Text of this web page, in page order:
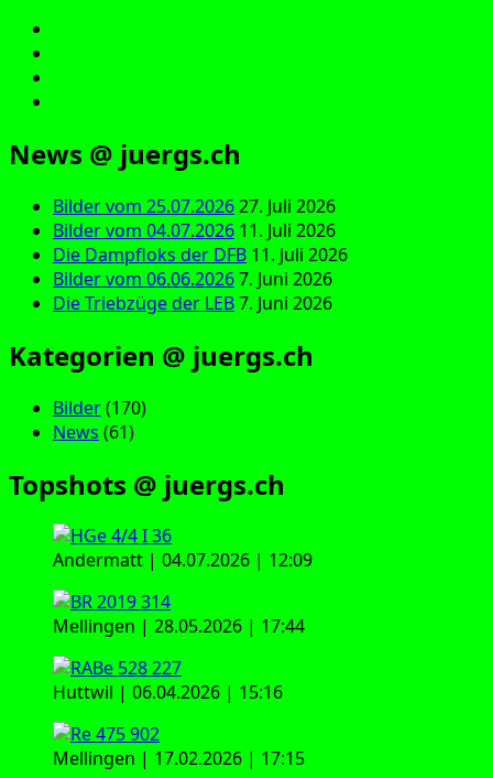
News @ juergs.ch
Bilder vom 25.07.202627. Juli 2026
Bilder vom 04.07.2026 11. Juli 2026
Die Dampfloks der DFB 11. Juli 2026
Bilder vom 06.06.20267. Juni 2026
Die Triebzüge der LEB7. Juni 2026
Kategorien @ juergs.ch
Bilder(170)
News (61)
Topshots @ juergs.ch
Andermatt | 04.07.2026 | 12:09
Mellingen | 28.05.2026 | 17:44
Huttwil | 06.04.2026 | 15:16
Mellingen | 17.02.2026 | 17:15